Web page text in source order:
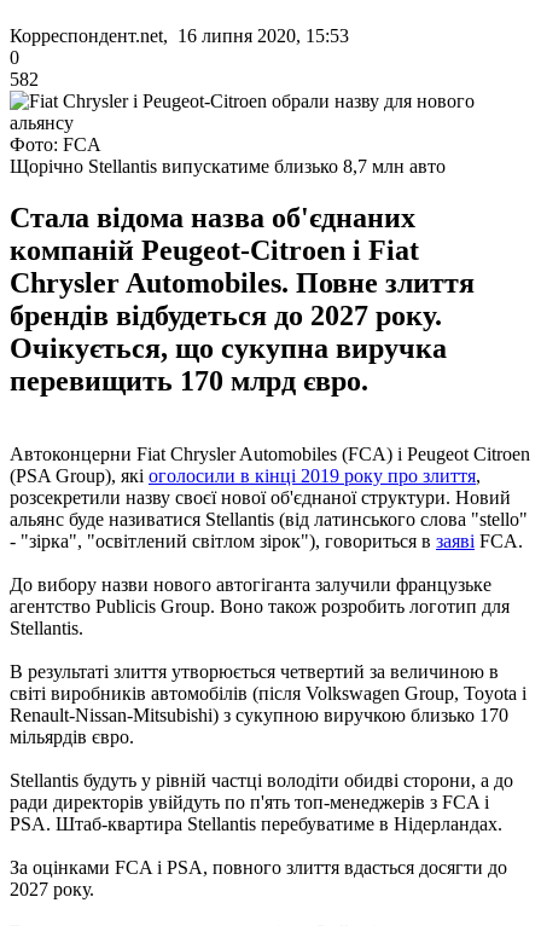
Корреспондент.net, 16 липня 2020, 15:53
0
582
Фото: FCA
Щорічно Stellantis випускатиме близько 8,7 млн авто
Стала відома назва об'єднаних
компаній Peugeot-Citroen і Fiat
Chrysler Automobiles. Повне злиття
брендів відбудеться до 2027 року.
Очікується, що сукупна виручка
перевищить 170 млрд євро.
Автоконцерни Fiat Chrysler Automobiles (FCA) і Peugeot Citroen
(PSA Group), які оголосили в кінці 2019 року про злиття,
розсекретили назву своєї нової об'єднаної структури. Новий
альянс буде називатися Stellantis (від латинського слова "stello"
- "зірка", "освітлений світлом зірок"), говориться в заяві FCA.
До вибору назви нового автогіганта залучили французьке
агентство Publicis Group. Воно також розробить логотип для
Stellantis.
В результаті злиття утворюється четвертий за величиною в
світі виробників автомобілів (після Volkswagen Group, Toyota і
Renault-Nissan-Mitsubishi) з сукупною виручкою близько 170
мільярдів євро.
Stellantis будуть у рівній частці володіти обидві сторони, а до
ради директорів увійдуть по п'ять топ-менеджерів з FCA і
PSA. Штаб-квартира Stellantis перебуватиме в Нідерландах.
За оцінками FCA і PSA, повного злиття вдасться досягти до
2027 року.